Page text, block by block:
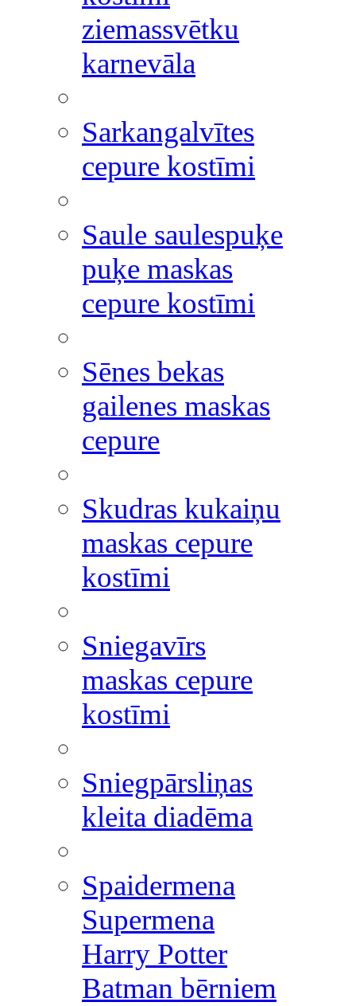
ziemassvētku
karnevāla
Sarkangalvītes
cepure kostīmi
Saule saulespuķe
puķe maskas
cepure kostīmi
Sēnes bekas
gailenes maskas
cepure
Skudras kukaiņu
maskas cepure
kostīmi
Sniegavīrs
maskas cepure
kostīmi
Sniegpārsliņas
kleita diadēma
Spaidermena
Supermena
Harry Potter
Batman bērniem